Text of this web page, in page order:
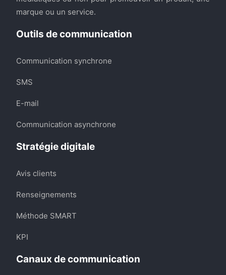
marque ou un service.
Outils de communication
Communication synchrone
SMS
E-mail
Communication asynchrone
Stratégie digitale
Avis clients
Renseignements
Méthode SMART
KPI
Canaux de communication